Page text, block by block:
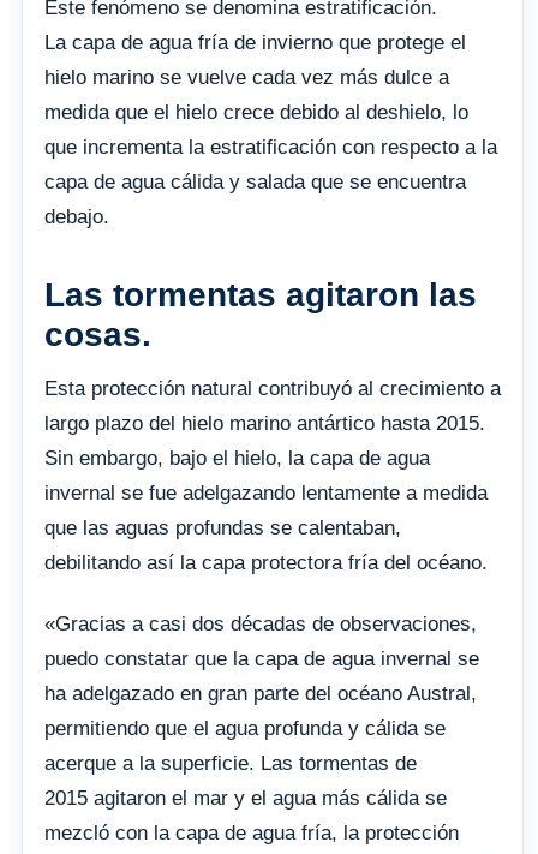
Este fenómeno se denomina estratificación.
La capa de agua fría de invierno que protege el
hielo marino se vuelve cada vez más dulce a
medida que el hielo crece debido al deshielo, lo
que incrementa la estratificación con respecto a la
capa de agua cálida y salada que se encuentra
debajo.
Las tormentas agitaron las
cosas.
Esta protección natural contribuyó al crecimiento a
largo plazo del hielo marino antártico hasta 2015.
Sin embargo, bajo el hielo, la capa de agua
invernal se fue adelgazando lentamente a medida
que las aguas profundas se calentaban,
debilitando así la capa protectora fría del océano.
«Gracias a casi dos décadas de observaciones,
puedo constatar que la capa de agua invernal se
ha adelgazado en gran parte del océano Austral,
permitiendo que el agua profunda y cálida se
acerque a la superficie. Las tormentas de
2015 agitaron el mar y el agua más cálida se
mezcló con la capa de agua fría, la protección